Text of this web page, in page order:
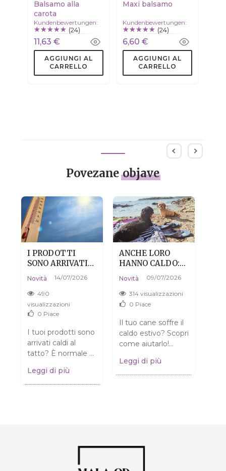
Balsamo alla
carota
Kundenbewertungen:
(24)
11,63 €
AGGIUNGI AL
CARRELLO
Maxi balsamo
Kundenbewertungen:
(24)
6,60 €
AGGIUNGI AL
CARRELLO
Povezaneobjave
I PRODOTTI
SONO ARRIVATI
CALDI? NIENTE
PAURA, È DEL
TUTTO
NORMALE.
Novità 14/07/2026
490
visualizzazioni
0 Piace
I tuoi prodotti sono
arrivati caldi al
tatto? È normale e
siano rovinati!
Scopri cosa fare.
Leggi di più
ANCHE LORO
HANNO CALDO:
COME AIUTARE
IL TUO CANE A
SOPRAVVIVERE
ALL'ESTATE
Novità 09/07/2026
314 visualizzazioni
0 Piace
Il tuo cane soffre il
caldo estivo? Scopri
come aiutarlo!
garantire al tuo
amico a quattro
Leggi di più